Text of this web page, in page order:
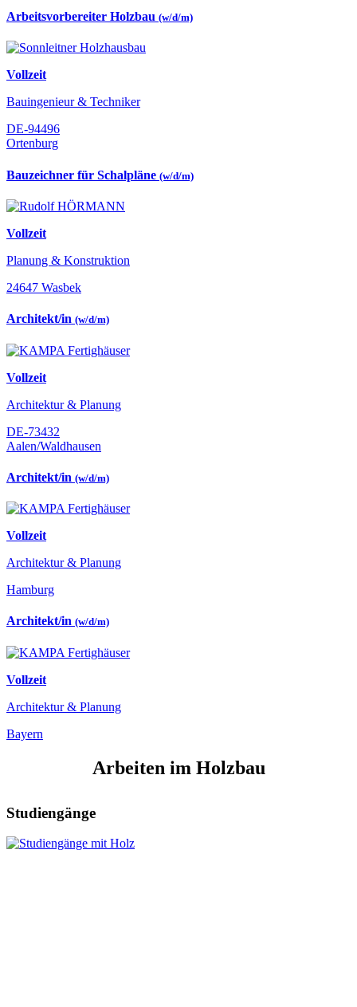
Arbeitsvorbereiter Holzbau (w/d/m)
Vollzeit
Bauingenieur & Techniker
DE-94496
Ortenburg
Bauzeichner für Schalpläne (w/d/m)
Vollzeit
Planung & Konstruktion
24647 Wasbek
Architekt/in (w/d/m)
Vollzeit
Architektur & Planung
DE-73432
Aalen/Waldhausen
Architekt/in (w/d/m)
Vollzeit
Architektur & Planung
Hamburg
Architekt/in (w/d/m)
Vollzeit
Architektur & Planung
Bayern
Arbeiten im Holzbau
Studiengänge